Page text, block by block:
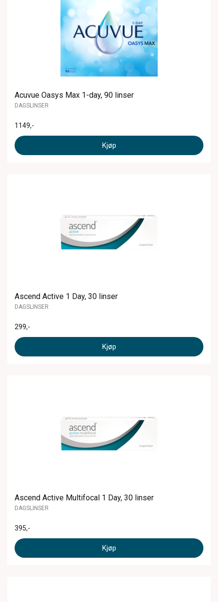
Acuvue Oasys Max 1-day, 90 linser
DAGSLINSER
1149,-
Kjøp
Ascend Active 1 Day, 30 linser
DAGSLINSER
299,-
Kjøp
Ascend Active Multifocal 1 Day, 30 linser
DAGSLINSER
395,-
Kjøp